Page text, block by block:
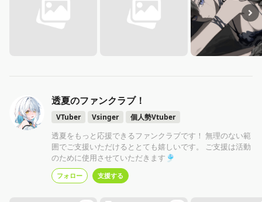
透夏のファンクラブ！
VTuber Vsinger 個人勢Vtuber
透夏をもっと応援できるファンクラブです！ 無理のない範
囲でご支援いただけるととても嬉しいです。 ご支援は活動
のために使用させていただきます🎐
フォロー 支援する